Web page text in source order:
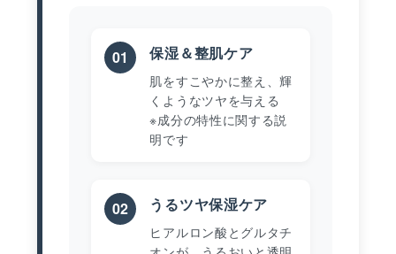
01 保湿＆整肌ケア
肌をすこやかに整え、輝
くようなツヤを与える
※成分の特性に関する説
明です
02 うるツヤ保湿ケア
ヒアルロン酸とグルタチ